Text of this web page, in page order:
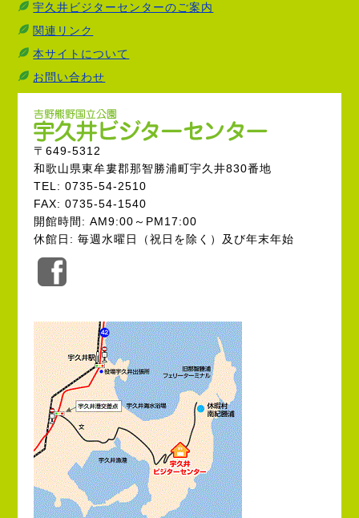
宇久井ビジターセンターのご案内
関連リンク
本サイトについて
お問い合わせ
〒649-5312
和歌山県東牟婁郡那智勝浦町宇久井830番地
TEL: 0735-54-2510
FAX: 0735-54-1540
開館時間: AM9:00～PM17:00
休館日: 毎週水曜日（祝日を除く）及び年末年始
式
Facebook